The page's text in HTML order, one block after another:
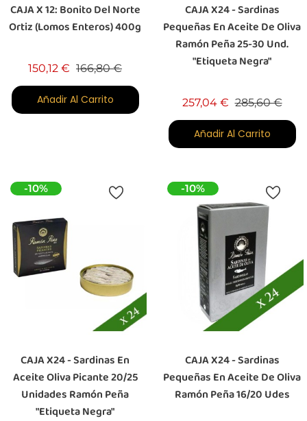
CAJA X 12: Bonito Del Norte
Ortiz (Lomos Enteros) 400g
150,12 € Precio base
166,80 €Precio
Añadir Al Carrito
CAJA X24 - Sardinas
Pequeñas En Aceite De Oliva
Ramón Peña 25-30 Und.
"Etiqueta Negra"
257,04 € Precio base
285,60 €
Añadir Al Carrito
-10%
CAJA X24 - Sardinas En
Aceite Oliva Picante 20/25
Unidades Ramón Peña
"Etiqueta Negra"
-10%
CAJA X24 - Sardinas
Pequeñas En Aceite De Oliva
Ramón Peña 16/20 Udes